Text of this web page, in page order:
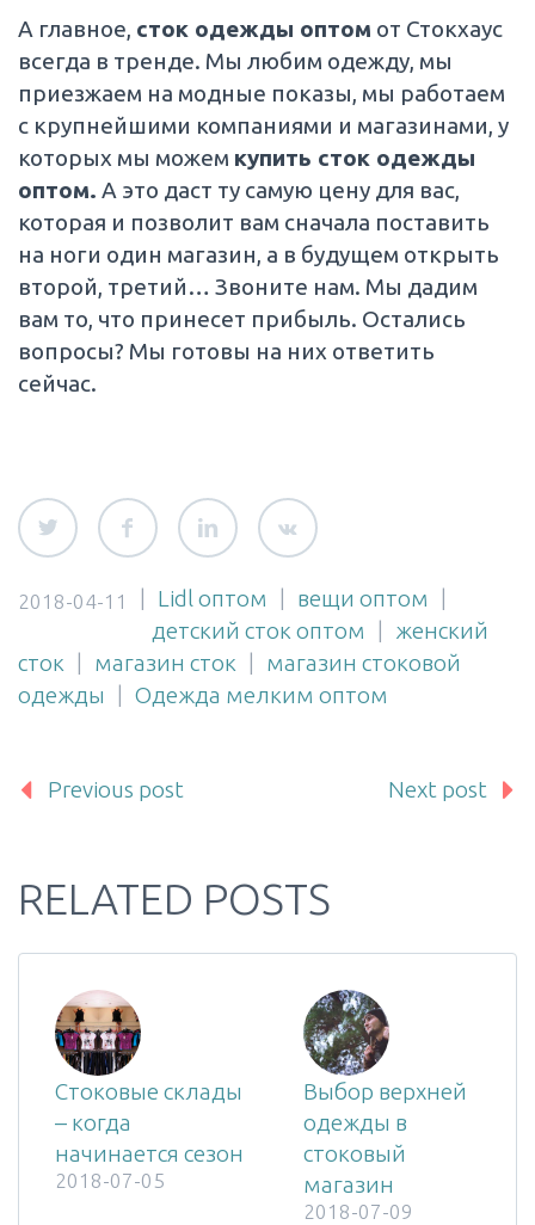
А главное, сток одежды оптом от Стокхаус
всегда в тренде. Мы любим одежду, мы
приезжаем на модные показы, мы работаем
с крупнейшими компаниями и магазинами, у
которых мы можем купить сток одежды
оптом. А это даст ту самую цену для вас,
которая и позволит вам сначала поставить
на ноги один магазин, а в будущем открыть
второй, третий… Звоните нам. Мы дадим
вам то, что принесет прибыль. Остались
вопросы? Мы готовы на них ответить
сейчас.
2018-04-11 Lidl оптом вещи оптом
детский сток оптом
женский
сток
магазин сток
магазин стоковой
одежды
Одежда мелким оптом
Previous post Next post
RELATED POSTS
Стоковые склады
– когда
начинается сезон
2018-07-05
Выбор верхней
одежды в
стоковый
магазин
2018-07-09